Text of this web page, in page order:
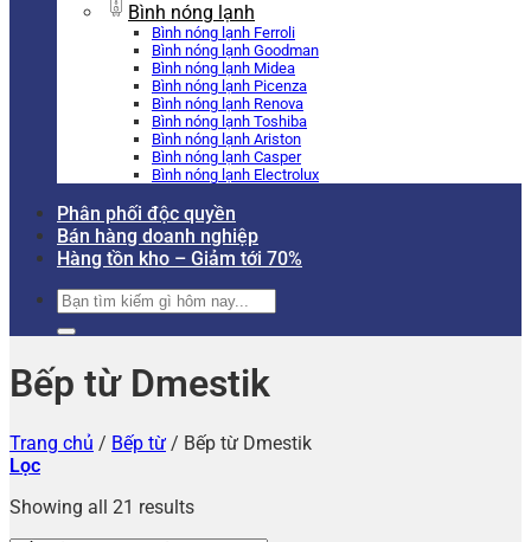
Bình nóng lạnh
Bình nóng lạnh Ferroli
Bình nóng lạnh Goodman
Bình nóng lạnh Midea
Bình nóng lạnh Picenza
Bình nóng lạnh Renova
Bình nóng lạnh Toshiba
Bình nóng lạnh Ariston
Bình nóng lạnh Casper
Bình nóng lạnh Electrolux
Phân phối độc quyền
Bán hàng doanh nghiệp
Hàng tồn kho – Giảm tới 70%
Tìm
kiếm:
Bếp từ Dmestik
Trang chủ / Bếp từ / Bếp từ Dmestik
Lọc
Showing all 21 results